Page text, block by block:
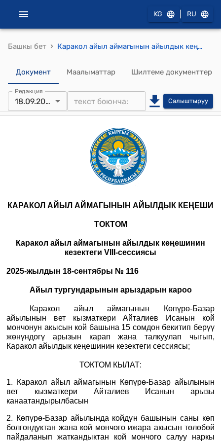
KG RU
Башкы бет › Каракол айыл аймагынын айылдык кеңешинин кезекcиз 2025-жылдын 18-сентябрындагы № 116 "Айыл тургундарынын арыздарын кароо" токтому
Документ Маалыматтар Шилтеме документтер
Редакция
18.09.2025 Салыштыруу